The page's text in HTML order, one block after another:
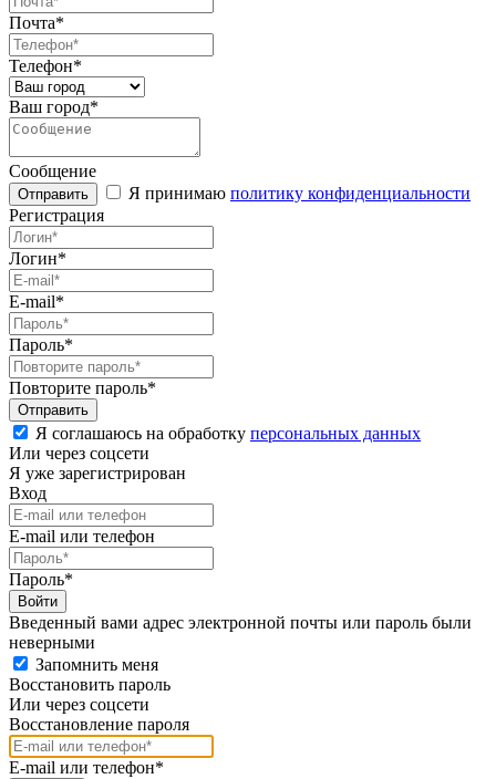
Почта*
Телефон*
Ваш город*
Сообщение
Я принимаю политику конфиденциальности
Регистрация
Логин*
E-mail*
Пароль*
Повторите пароль*
Я соглашаюсь на обработку персональных данных
Или через соцсети
Я уже зарегистрирован
Вход
E-mail или телефон
Пароль*
Введенный вами адрес электронной почты или пароль были
неверными
Запомнить меня
Восстановить пароль
Или через соцсети
Восстановление пароля
E-mail или телефон*